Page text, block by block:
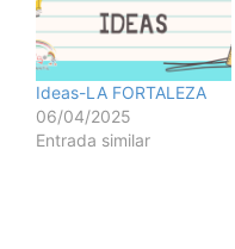
Ideas-LA FORTALEZA
06/04/2025
Entrada similar